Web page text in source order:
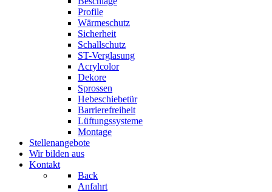
Profile
Wärmeschutz
Sicherheit
Schallschutz
ST-Verglasung
Acrylcolor
Dekore
Sprossen
Hebeschiebetür
Barrierefreiheit
Lüftungssysteme
Montage
Stellenangebote
Wir bilden aus
Kontakt
Back
Anfahrt